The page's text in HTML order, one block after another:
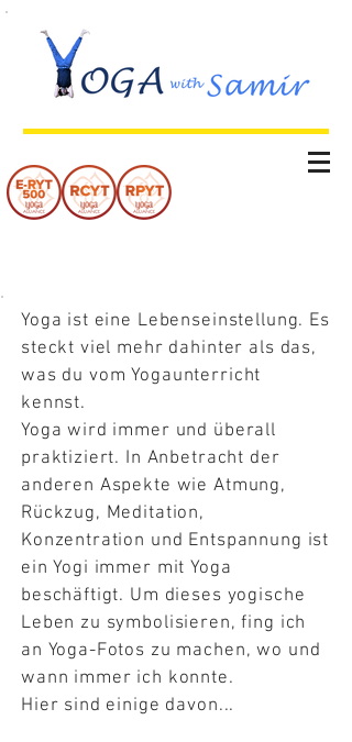
Yoga ist eine Lebenseinstellung. Es
steckt viel mehr dahinter als das,
was du vom Yogaunterricht
kennst.
Yoga wird immer und überall
praktiziert. In Anbetracht der
anderen Aspekte wie Atmung,
Rückzug, Meditation,
Konzentration und Entspannung ist
ein Yogi immer mit Yoga
beschäftigt. Um dieses yogische
Leben zu symbolisieren, fing ich
an Yoga-Fotos zu machen, wo und
wann immer ich konnte.
Hier sind einige davon...